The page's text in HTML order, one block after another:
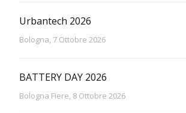
Urbantech 2026
Bologna, 7 Ottobre 2026
BATTERY DAY 2026
Bologna Fiere, 8 Ottobre 2026